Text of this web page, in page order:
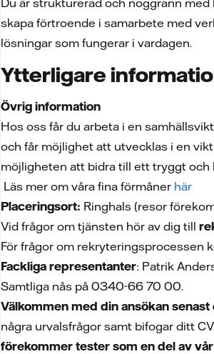
Du är strukturerad och noggrann
skapa förtroende i samarbete med
lösningar som fungerar i vardagen.
Ytterligare
Övrig information
Hos oss får du arbeta i en
och får möjlighet att utvecklas i en
möjligheten att bidra till ett tryggt och
Läs mer om våra fina förmåner här
Placeringsort: Ringhals (resor
Vid frågor om tjänsten hör av dig till
För frågor om rekryteringsprocessen
Fackliga representanter: Patrik
Samtliga nås på 0340-66 70 00.
Välkommen med din ansökan senast
några urvalsfrågor samt bifogar ditt
förekommer tester som en del av